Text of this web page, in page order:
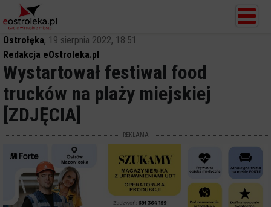
Ostrołęka, 19 sierpnia 2022, 18:51
Redakcja eOstroleka.pl
Wystartował festiwal food
trucków na plaży miejskiej
[ZDJĘCIA]
REKLAMA